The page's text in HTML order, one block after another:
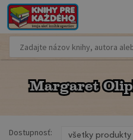
Margaret
Margaret
Dostupnosť: